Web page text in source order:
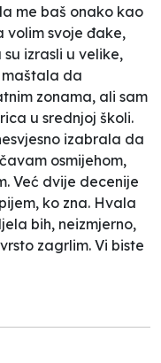
me baš onako kao
volim svoje đake,
izrasli u velike,
maštala da
zonama, ali sam
u srednjoj školi.
izabrala da
osmijehom,
Već dvije decenije
ko zna. Hvala
bih, neizmjerno,
zagrlim. Vi biste